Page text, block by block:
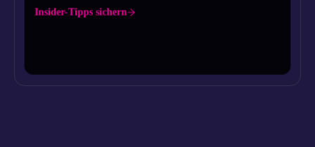
Insider-Tipps sichern